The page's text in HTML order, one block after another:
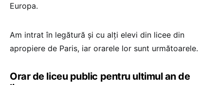
Europa.
Am intrat în legătură și cu alți elevi din licee din
apropiere de Paris, iar orarele lor sunt următoarele.
Orar de liceu public pentru ultimul an de